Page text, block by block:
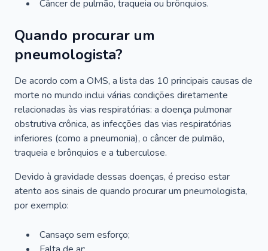
Câncer de pulmão, traqueia ou brônquios.
Quando procurar um
pneumologista?
De acordo com a OMS, a lista das 10 principais causas de
morte no mundo inclui várias condições diretamente
relacionadas às vias respiratórias: a doença pulmonar
obstrutiva crônica, as infecções das vias respiratórias
inferiores (como a pneumonia), o câncer de pulmão,
traqueia e brônquios e a tuberculose.
Devido à gravidade dessas doenças, é preciso estar
atento aos sinais de quando procurar um pneumologista,
por exemplo:
Cansaço sem esforço;